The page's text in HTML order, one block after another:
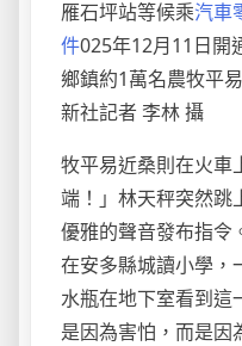
雁石坪站等候乘汽車
件025年12月11日開
鄉鎮約1萬名農牧平
新社記者 李林 攝
牧平易近桑則在火車
端！」林天秤突然跳
優雅的聲音發布指令
在安多縣城讀小學，
水瓶在地下室看到這
是因為害怕，而是因